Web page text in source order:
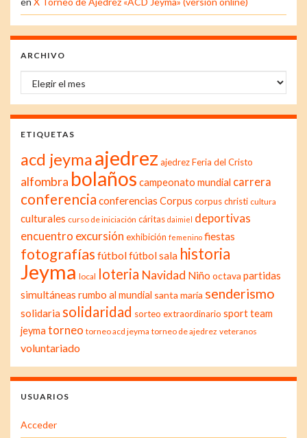
ARCHIVO
Archivo
ETIQUETAS
acd jeymaajedrez ajedrez Feria del Cristo
alfombra bolaños campeonato mundial carrera
conferencia conferencias Corpus corpus christi cultura
culturales curso de iniciación cáritas daimiel deportivas
encuentro excursión exhibición femenino fiestas
fotografías fútbolfútbol sala historia
Jeyma local loteria Navidad Niño octava partidas
simultáneas rumbo al mundial santa maría senderismo
solidaria solidaridad sorteo extraordinario sport team
jeyma torneo torneo acd jeyma torneo de ajedrez veteranos
voluntariado
USUARIOS
Acceder